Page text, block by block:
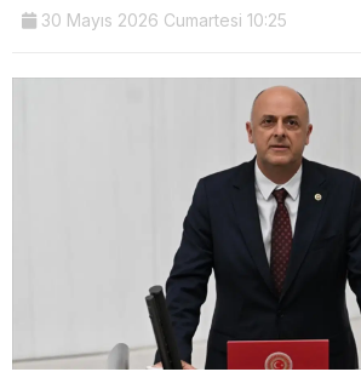
30 Mayıs 2026 Cumartesi 10:25